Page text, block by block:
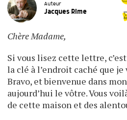
Auteur
Jacques Rime
Chère Madame,
Si vous lisez cette lettre,
la clé à l’endroit caché que je
Bravo, et bienvenue dans
aujourd’hui le vôtre. Vous
de cette maison et des